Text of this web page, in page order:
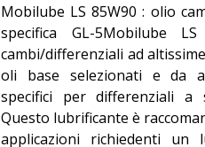
Mobilube LS 85W90 : olio
specifica GL-5Mobilube
cambi/differenziali ad
oli base selezionati e da
specifici per differenziali a
Questo lubrificante è
applicazioni richiedenti un